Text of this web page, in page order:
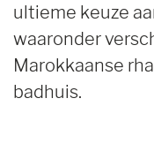
ultieme keuze
waaronder
Marokkaanse
badhuis.